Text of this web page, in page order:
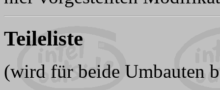
Teileliste
(wird für beide Umbauten